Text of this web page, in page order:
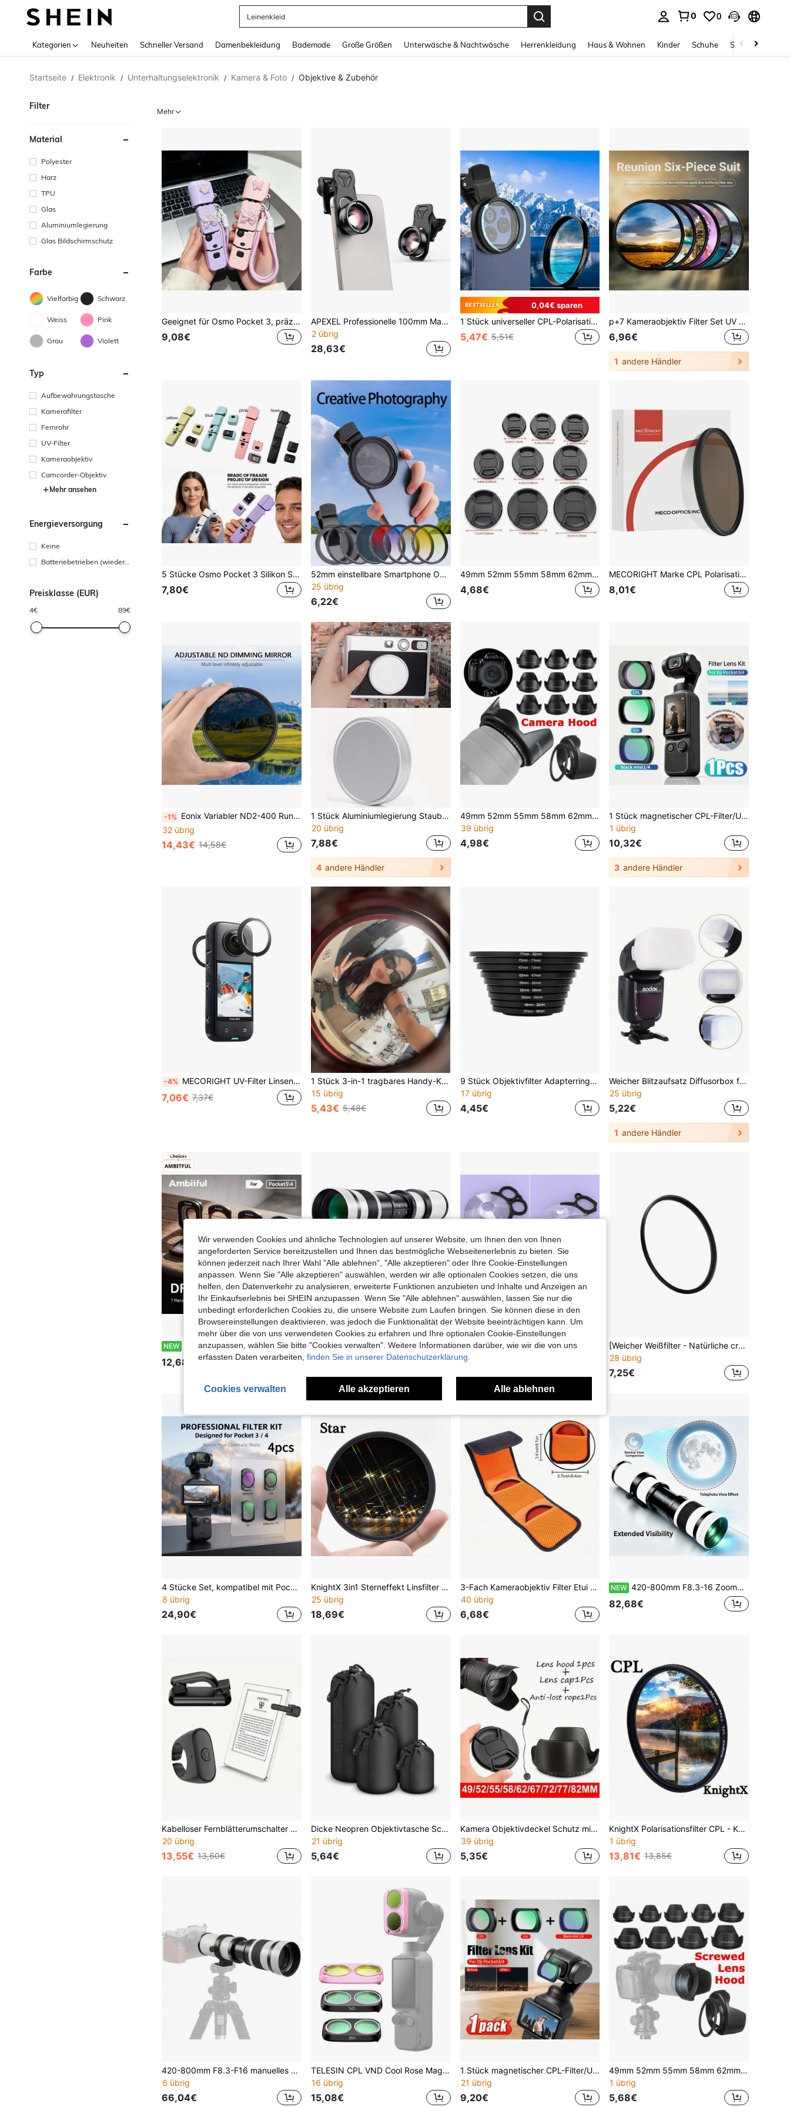
Sommertops
0 0
Kategorien Neuheiten Schneller Versand Damenbekleidung Bademode Große Größen Unterwäsche & Nachtwäsche Herrenkleidung Haus & Wohnen Kinder Schuhe Schmuck &
Startseite / Elektronik / Unterhaltungselektronik / Kamera & Foto / Objektive & Zubehör
Filter
Material
Polyester
Harz
TPU
Glas
Aluminiumlegierung
Glas Bildschirmschutz
Farbe
Vielfarbig Schwarz
Weiss Pink
Grau Violett
Typ
Aufbewahrungstasche
Kamerafilter
Fernrohr
UV-Filter
Kameraobjektiv
Camcorder-Objektiv
Mehr ansehen
Energieversorgung
Keine
Batteriebetrieben (wiedera
Preisklasse (EUR)
4€ 89€
Mehr
Geeignet für Osmo Pocket 3, präzise Öffnungen, die den Knopfbetrieb nicht beeinträchtigen. Aus weichem Silikonstoff gefertigt, stoßfest und kratzfest, bietet rundum Schutz für die Kamera. Niedliche 3D-Schmetterling-Dekoration, modisch und auffallend. Abnehmbares Design, einfach zu installieren und aufzubewahren. Inklusive kostenlosem Anti-Verlust-Trageriemen, kann Objektivkappe + Bildschirmschutz tragen, umfassender Schutz.
9,08€
APEXEL Professionelle 100mm Makro-Linse für Handyfotografie, 10X tragbare Mini-Handylinse für Nahaufnahmen, M17 Handyclip kompatibel mit fast allen Smartphones
2 übrig
28,63€
0,04€ sparen
1 Stück universeller CPL-Polarisationsfilter, geeignet für Smartphones und DSLR-Kameras, kompatibel mit mehreren Geräten, batteriefrei, reduziert Reflexionen
5,47€ 5,51€
p+7 Kameraobjektiv Filter Set UV Filter CPL Polarisator ND8 Neutraldichtefilter Nahaufnahmelinse 4x Weichzeichner Filter 8-Blatt Sternfilter für Fujifilm XT50 XT30 X100VI A7R6 A7M5 ZVE10 Z8 ZF Z50 R50 R8 R63 spiegellose und DSLR Kameras Objektivfilter
6,96€
1 andere Händler
5 Stücke Osmo Pocket 3 Silikon Schutzhülle Set | Objektivabdeckung + Drahtlose Mikrofonabdeckung - Osmo Pocket 3 Komplettschutz Set: Silikon Schutzhülle, Objektivabdeckung und Mikrofonabdeckung
7,80€
52mm einstellbare Smartphone Objektiv Clip-On CPL Sternenlicht 8-Linien Filter, kompatibel mit allen Smartphones, Android und iOS, Sommerurlaub, Reise, kreative Fotografie Smartphone Zubehör, Smartphone Objektiv, 52mm Grau Verlaufsfilter Mittelgrau Verlaufsfilter Rot Orange Blau Grün Gelb Selbstfilter, DSLR Kamera Smartphone Filter tragbar
25 übrig
6,22€
49mm 52mm 55mm 58mm 62mm 67mm 72mm 77mm 82mm Kameraobjektivdeckel - Mittelklemmstil - Mit Verlustschutzband, passend für die meisten DSLR- und Systemkameras
4,68€
MECORIGHT Marke CPL Polarisationsfilter, reduziert oder eliminiert Reflexionen auf Wasseroberflächen, Glas und Pflanzen, schwächt Blendung und Reflexionen auf nicht-metallischen Objekten im Bild, kann 1-2 Blendenstufen Belichtung reduzieren, kann in manchen Szenarien die Funktion von ND2 und ND4 Neutraldichtefiltern ersetzen, schwächt helles Licht und verbessert die Bildschichtung, passt auf das Frontgewinde von Digital-SLR-Kameras
8,01€
-1% Eonix Variabler ND2-400 Rundfilter - Optisches Glas Kamerafilter mit 8-Stufen Blendenanpassung (N02-N400), kein Farbstich, Wasserfall- und Landschaftsfotografie Neutraldichtefilter, geeignet für professionelle Fotografie, Lichtkontrolle, glatter Farbverlauf, Außenaufnahmen
32 übrig
14,43€ 14,58€
1 Stück Aluminiumlegierung Staubschutz Kamera Schutzhülle, geeignet für Mini Kamera Objektivabdeckung, Kamera Schutz, Kamera Kappe, Sofortbildkamera, Kamera Zubehör.
20 übrig
7,88€
4 andere Händler
49mm 52mm 55mm 58mm 62mm 67mm 72mm 77mm 82mm verschraubbare Sonnenblende Objektivblende für Nikon Canon Olympus DSLR Kameras
39 übrig
4,98€
1 Stück magnetischer CPL-Filter/UV-Filter/schwarzer Soft-Filter, kompatibel mit Osmo Pocket 3/4 Objektiv, magnetisches Befestigungssystem, hochtransparenter Lichtreduktions-Objektivschutzfilter.
1 übrig
10,32€
3 andere Händler
-4% MECORIGHT UV-Filter Linsenschutzabdeckung, kompatibel mit Insta360 One X2 X3 X4 X5 Panorama-Actionkamera Zubehör
7,06€ 7,37€
1 Stück 3-in-1 tragbares Handy-Kamera-Objektiv-Set mit Fischaugen- und Weitwinkelobjektiv, Clip-On für Mobiltelefone (Farbe zufällig)
15 übrig
5,43€ 5,48€
9 Stück Objektivfilter Adapterringe: 37-82mm, kompatibel mit Nikon, Canon, Olympus, Pentax, Ricoh und anderen Kameras, beinhaltet UV/CPL/ND/FLD/Makro/Farbfilter
17 übrig
4,45€
Weicher Blitzaufsatz Diffusorbox für Godox V860II, V850II, TT685, TT600 Blitzgeräte - hochschlagfestes ABS-Material, Softbox, ohne Batteriebedarf, kompatibel mit Sony, Nikon, Canon 580EX - verbessert Fotoqualität
25 übrig
5,22€
1 andere Händler
NEW Ambitful DF Magnetische Objektivfilter für Osmo Pocket 3 Pocket 4, UV CPL 1/4 schwarz Pro-Mist VND2-32 Weitwinkel Konverter, Kinematografisches Videofilter-Set
12,68€
NEW Ultra-langes Brennweiten-Objektivset 420-1600mm - inklusive 2x Telekonverter - kompatibel mit E F/E F-M/R, F, A und anderen T2-Mount-Kameras
88,98€ 19,79€
[Weicher Weißfilter - Natürliche cremige Haut schaffen] Verabschieden Sie sich von starker Glättung der Haut, verfeinert Hautdetails bei gleichzeitiger Klarheit, so dass Sie auch im Sonnenlicht traumhafte, weiche Porträts aufnehmen können. Geeignet für DSLR-Kameraobjektive. Verschiedene Durchmesser erhältlich: 37/39/40,5/43/46/49/52/55/58/62/67/72/77/82mm.
28 übrig
7,25€
4 Stücke Set, kompatibel mit Pocket4/3 Kamera, schnell zu installierender magnetischer UV-Filter, ND Neutraldichtefilter, CPL Zirkularpolarisationsfilter und schwarz Mist Filter. Ultradünner Filterrahmen passt perfekt auf das Objektiv der Pocket Kamera und bietet Objektivschutz. Unterstützt Langzeitbelichtungsfotografie und eliminiert Lichtstörungen.
8 übrig
24,90€
KnightX 3in1 Sterneffekt Linsfilter aus optischem Glas, Sternblenden 4X/6X/8X, kompatibel mit Canon Nikon DSLR Kameras, Größen 49mm 52mm 55mm 58mm 67mm 77mm Fotografie Zubehör
25 übrig
18,69€
3-Fach Kameraobjektiv Filter Etui - Passend für 25mm bis 77mm Filter, aus Polyester, ideal für Foto-Enthusiasten, Tragetasche
40 übrig
6,68€
NEW 420-800mm F8.3-16 Zoomobjektiv (M42-Anschluss) + T-Mount, kompatibel mit RF -M, F Z, E Objektiven, perfekt für Outdoor-Fotografie und Mondfotografie
82,68€
Kabelloser Fernblätterumschalter und Kamera-Auslöser-Fernbedienung, kompatibel mit Kindle Paperwhite, E-Book-Lesern, Smartphones und Android-Tablets, wiederaufladbarer Lithium-Polymer-Akku, USB-Aufladung, kabellose Verbindung
20 übrig
13,55€ 13,60€
Dicke Neopren Objektivtasche Schutzhülle Set für DSLR Kameraobjektive - Größen: Klein, Mittel, Groß, X-Groß
21 übrig
5,64€
Kamera Objektivdeckel Schutz mit Trageschlaufe, Objektivblende, kompatibel mit/Pentax/Olympus/DSLR Kameras, Größen: 49mm/52mm/55mm/58mm/62mm/67mm/72mm/77mm/82mm
39 übrig
5,35€
KnightX Polarisationsfilter CPL - Kameraobjektivfilter - 49 mm 52 mm 55 mm 58 mm 67 mm 72 mm 77 mm für Canon Nikon
1 übrig
13,81€ 13,85€
420-800mm F8.3-F16 manuelles Zoom-Superteleobjektiv mit T-Mount-Ring, kompatibel mit Olympus-Kameraobjektiven
6 übrig
66,04€
TELESIN CPL VND Cool Rose Magnetischer Objektivfilter-Set für OSMO Pocket 4P, verbessert Farbkontrast, verstellbarer Filterrahmen-Set für Pocket 4P Zubehör
16 übrig
15,08€
1 Stück magnetischer CPL-Filter/UV-Filter/schwarz Mist-Filter/ND2-32, kompatibel mit Osmo Pocket 3/4 Objektiv, magnetisches Befestigungssystem, hohe Lichtdurchlässigkeit und Lichtreduktion, Objektivschutzfilter
21 übrig
9,20€
49mm 52mm 55mm 58mm 62mm 67mm 72mm 77mm 82mm verschraubbare Sonnenblende Objektivblende für Nikon Canon Olympus DSLR Kameras
1 übrig
5,68€
Wir verwenden Cookies und ähnliche Technologien auf unserer Website, um Ihnen den von Ihnen
angeforderten Service bereitzustellen und Ihnen das bestmögliche Webseitenerlebnis zu bieten. Sie
können jederzeit nach Ihrer Wahl "Alle ablehnen", "Alle akzeptieren" oder Ihre Cookie-Einstellungen
anpassen. Wenn Sie "Alle akzeptieren" auswählen, werden wir alle optionalen Cookies setzen, die uns
helfen, den Datenverkehr zu analysieren, erweiterte Funktionen anzubieten und Inhalte und Anzeigen an
Ihr Einkaufserlebnis bei SHEIN anzupassen. Wenn Sie "Alle ablehnen" auswählen, lassen Sie nur die
unbedingt erforderlichen Cookies zu, die unsere Website zum Laufen bringen. Sie können diese in den
Browsereinstellungen deaktivieren, was jedoch die Funktionalität der Website beeinträchtigen kann. Um
mehr über die von uns verwendeten Cookies zu erfahren und Ihre optionalen Cookie-Einstellungen
anzupassen, wählen Sie bitte "Cookies verwalten". Weitere Informationen darüber, wie wir die von uns
erfassten Daten verarbeiten, finden Sie in unserer Datenschutzerklärung.
Cookies verwalten Alle akzeptieren Alle ablehnen